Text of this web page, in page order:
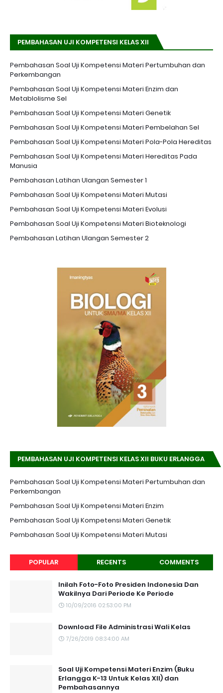
PEMBAHASAN UJI KOMPETENSI KELAS XII
Pembahasan Soal Uji Kompetensi Materi Pertumbuhan dan
Perkembangan
Pembahasan Soal Uji Kompetensi Materi Enzim dan
Metablolisme Sel
Pembahasan Soal Uji Kompetensi Materi Genetik
Pembahasan Soal Uji Kompetensi Materi Pembelahan Sel
Pembahasan Soal Uji Kompetensi Materi Pola-Pola Hereditas
Pembahasan Soal Uji Kompetensi Materi Hereditas Pada
Manusia
Pembahasan Latihan Ulangan Semester 1
Pembahasan Soal Uji Kompetensi Materi Mutasi
Pembahasan Soal Uji Kompetensi Materi Evolusi
Pembahasan Soal Uji Kompetensi Materi Bioteknologi
Pembahasan Latihan Ulangan Semester 2
PEMBAHASAN UJI KOMPETENSI KELAS XII BUKU ERLANGGA
Pembahasan Soal Uji Kompetensi Materi Pertumbuhan dan
Perkembangan
Pembahasan Soal Uji Kompetensi Materi Enzim
Pembahasan Soal Uji Kompetensi Materi Genetik
Pembahasan Soal Uji Kompetensi Materi Mutasi
POPULAR RECENTS COMMENTS
Inilah Foto-Foto Presiden Indonesia Dan
Wakilnya Dari Periode Ke Periode
10/09/2016 02:53:00 PM
Download File Administrasi Wali Kelas
7/26/2019 08:34:00 AM
Soal Uji Kompetensi Materi Enzim (Buku
Erlangga K-13 Untuk Kelas XII) dan
Pembahasannya